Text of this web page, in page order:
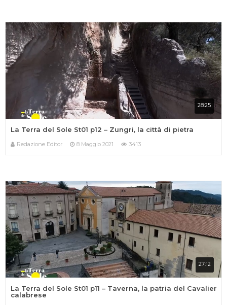
28:25
La Terra del Sole St01 p12 – Zungri, la città di pietra
Redazione Editor 8 Maggio 2021 3413
27:12
La Terra del Sole St01 p11 – Taverna, la patria del Cavalier
calabrese